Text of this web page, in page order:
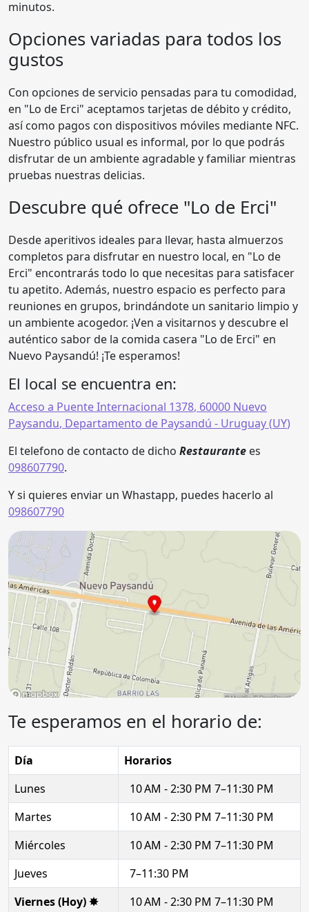
minutos.
Opciones variadas para todos los
gustos
Con opciones de servicio pensadas para tu comodidad,
en "Lo de Erci" aceptamos tarjetas de débito y crédito,
así como pagos con dispositivos móviles mediante NFC.
Nuestro público usual es informal, por lo que podrás
disfrutar de un ambiente agradable y familiar mientras
pruebas nuestras delicias.
Descubre qué ofrece "Lo de Erci"
Desde aperitivos ideales para llevar, hasta almuerzos
completos para disfrutar en nuestro local, en "Lo de
Erci" encontrarás todo lo que necesitas para satisfacer
tu apetito. Además, nuestro espacio es perfecto para
reuniones en grupos, brindándote un sanitario limpio y
un ambiente acogedor. ¡Ven a visitarnos y descubre el
auténtico sabor de la comida casera "Lo de Erci" en
Nuevo Paysandú! ¡Te esperamos!
El local se encuentra en:
Acceso a Puente Internacional 1378, 60000 Nuevo
Paysandu, Departamento de Paysandú - Uruguay (UY)
El telefono de contacto de dicho Restaurante es
098607790.
Y si quieres enviar un Whastapp, puedes hacerlo al
098607790
Te esperamos en el horario de:
Día
Horarios
Lunes
10 AM - 2:30 PM 7–11:30 PM
Martes
10 AM - 2:30 PM 7–11:30 PM
Miércoles
10 AM - 2:30 PM 7–11:30 PM
Jueves
7–11:30 PM
Viernes (Hoy) ✸
10 AM - 2:30 PM 7–11:30 PM